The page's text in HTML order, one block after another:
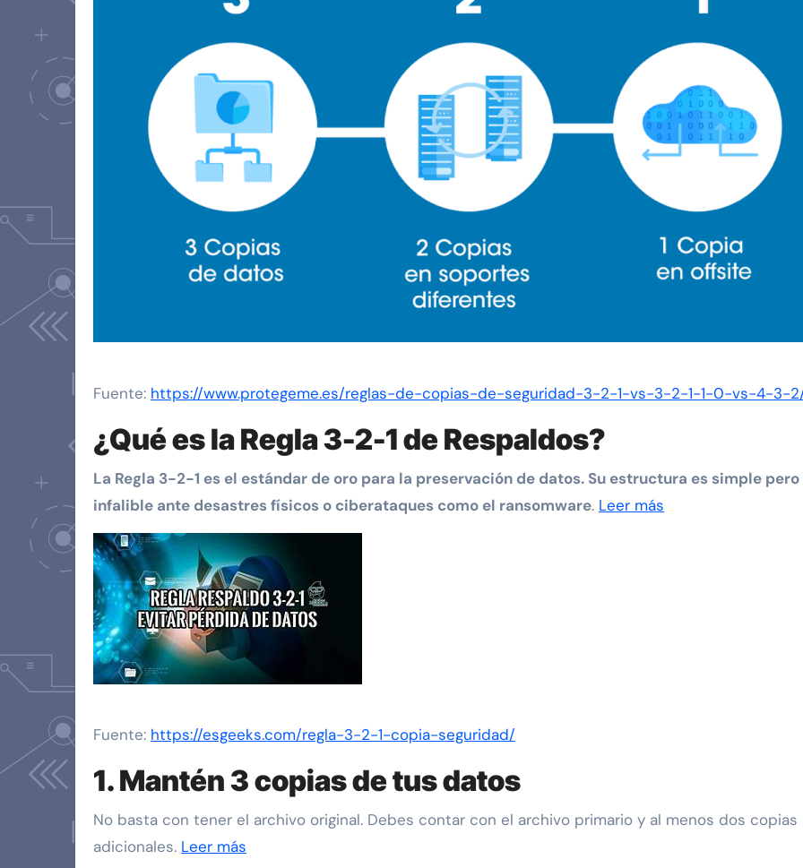
Fuente: https://www.protegeme.es/reglas-de-copias-de-seguridad-3-2-1-vs-3-2-1-1-0-vs-4-3-
¿Qué es la Regla 3-2-1 de Respaldos?
La Regla 3-2-1 es el estándar de oro para la preservación de datos. Su estructura es simple pero
infalible ante desastres físicos o ciberataques como el ransomware. Leer más
Fuente: https://esgeeks.com/regla-3-2-1-copia-seguridad/
1. Mantén 3 copias de tus datos
No basta con tener el archivo original. Debes contar con el archivo primario y al menos dos copias
adicionales. Leer más